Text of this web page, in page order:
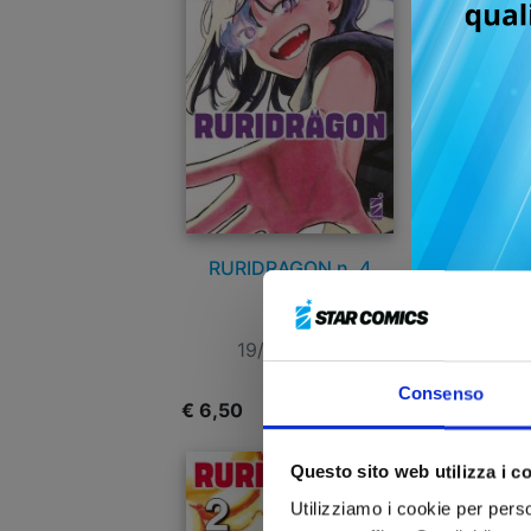
Consenso
Questo sito web utilizza i
Utilizziamo i cookie per
RURIDRAGON n. 4
19/05/2026
€ 6,50